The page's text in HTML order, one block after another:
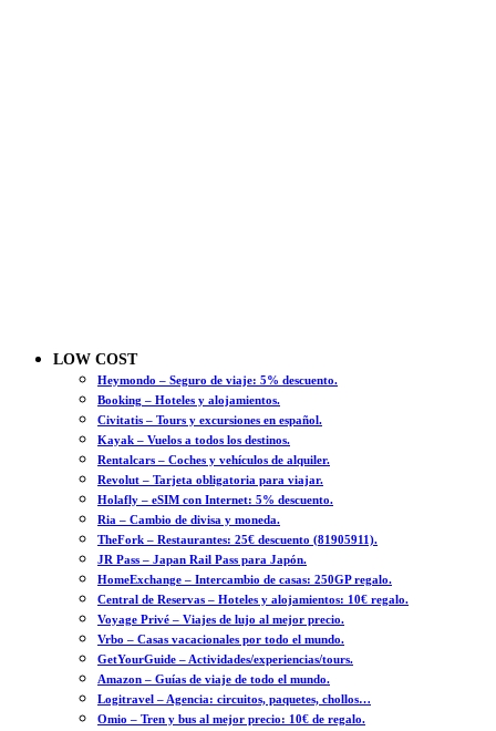
LOW COST
Heymondo – Seguro de viaje: 5% descuento.
Booking – Hoteles y alojamientos.
Civitatis – Tours y excursiones en español.
Kayak – Vuelos a todos los destinos.
Rentalcars – Coches y vehículos de alquiler.
Revolut – Tarjeta obligatoria para viajar.
Holafly – eSIM con Internet: 5% descuento.
Ria – Cambio de divisa y moneda.
TheFork – Restaurantes: 25€ descuento (81905911).
JR Pass – Japan Rail Pass para Japón.
HomeExchange – Intercambio de casas: 250GP regalo.
Central de Reservas – Hoteles y alojamientos: 10€ regalo.
Voyage Privé – Viajes de lujo al mejor precio.
Vrbo – Casas vacacionales por todo el mundo.
GetYourGuide – Actividades/experiencias/tours.
Amazon – Guías de viaje de todo el mundo.
Logitravel – Agencia: circuitos, paquetes, chollos…
Omio – Tren y bus al mejor precio: 10€ de regalo.